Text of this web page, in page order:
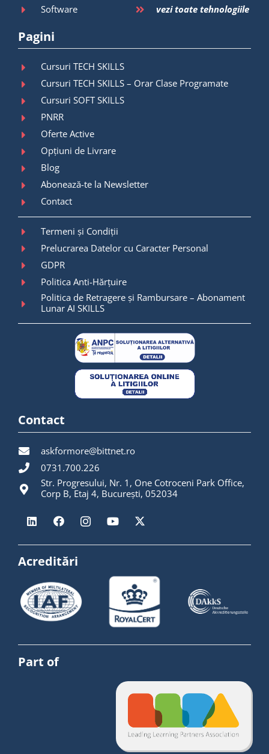
Software
vezi toate tehnologiile
Pagini
Cursuri TECH SKILLS
Cursuri TECH SKILLS – Orar Clase Programate
Cursuri SOFT SKILLS
PNRR
Oferte Active
Opțiuni de Livrare
Blog
Abonează-te la Newsletter
Contact
Termeni și Condiții
Prelucrarea Datelor cu Caracter Personal
GDPR
Politica Anti-Hărțuire
Politica de Retragere și Rambursare – Abonament
Lunar AI SKILLS
Contact
askformore@bittnet.ro
0731.700.226
Str. Progresului, Nr. 1, One Cotroceni Park Office,
Corp B, Etaj 4, București, 052034
Acreditări
Part of